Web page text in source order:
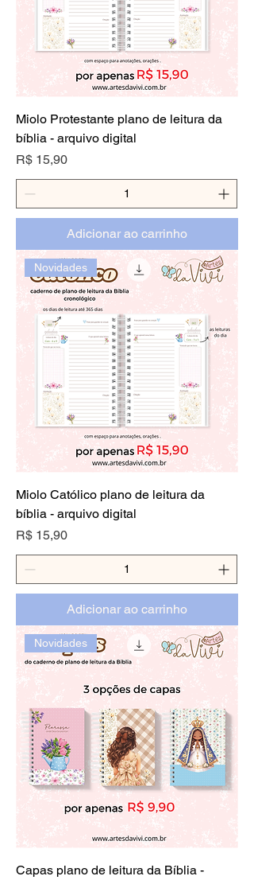
Miolo Protestante plano de leitura da
bíblia - arquivo digital
Preço
R$ 15,90
Adicionar ao carrinho
Novidades
Miolo Católico plano de leitura da
bíblia - arquivo digital
Preço
R$ 15,90
Adicionar ao carrinho
Novidades
Capas plano de leitura da Bíblia -